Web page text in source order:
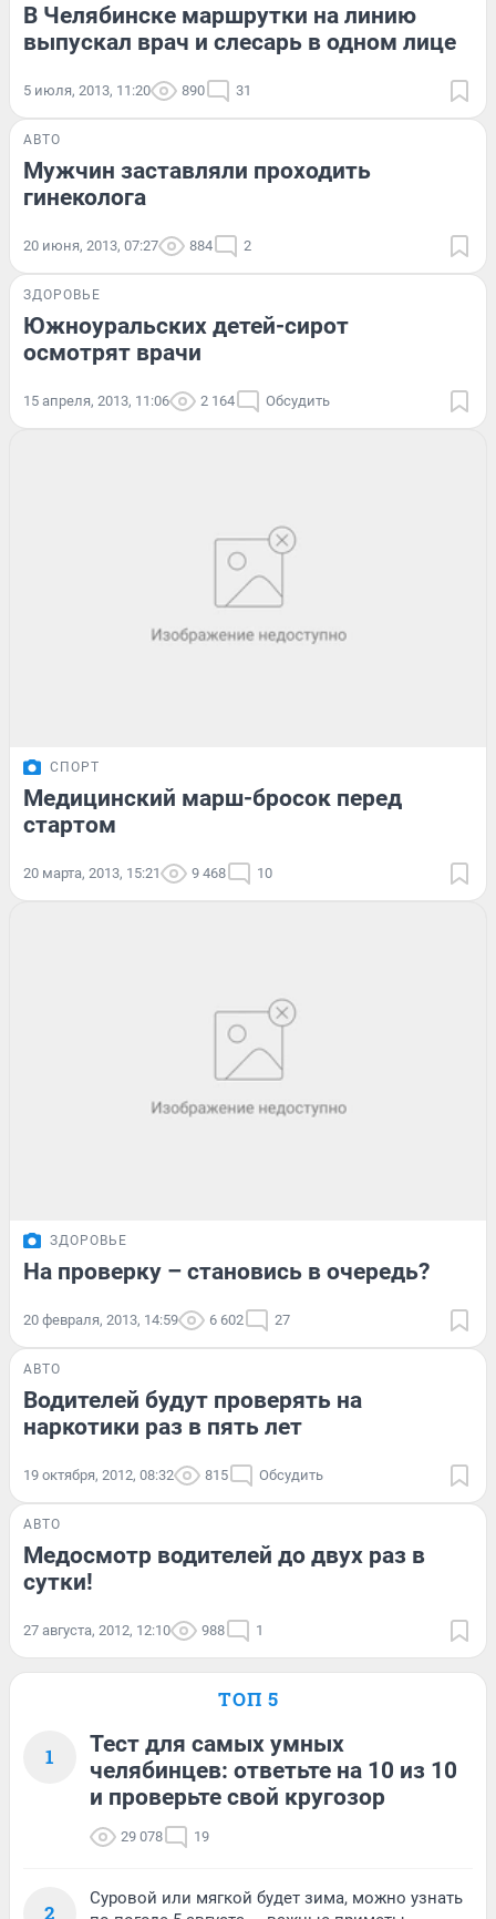
В Челябинске маршрутки на линию
выпускал врач и слесарь в одном лице
5 июля, 2013, 11:20 890 31
АВТО
Мужчин заставляли проходить
гинеколога
20 июня, 2013, 07:27 884 2
ЗДОРОВЬЕ
Южноуральских детей-сирот
осмотрят врачи
15 апреля, 2013, 11:06 2 164 Обсудить
СПОРТ
Медицинский марш-бросок перед
стартом
20 марта, 2013, 15:21 9 468 10
ЗДОРОВЬЕ
На проверку – становись в очередь?
20 февраля, 2013, 14:59 6 602 27
АВТО
Водителей будут проверять на
наркотики раз в пять лет
19 октября, 2012, 08:32 815 Обсудить
АВТО
Медосмотр водителей до двух раз в
сутки!
27 августа, 2012, 12:10 988 1
ТОП 5
1
Тест для самых умных
челябинцев: ответьте на 10 из 10
и проверьте свой кругозор
29 078 19
2
Суровой или мягкой будет зима, можно узнать